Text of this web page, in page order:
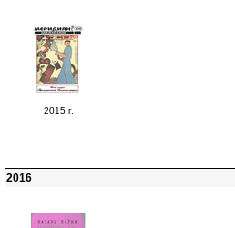
2015 г.
2016